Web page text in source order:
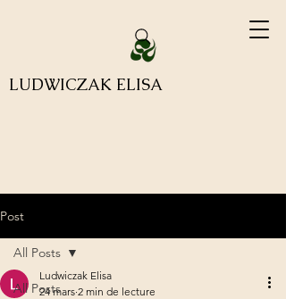
LUDWICZAK ELISA
Post
All Posts
All Posts
Ludwiczak Elisa
24 mars 2 min de lecture